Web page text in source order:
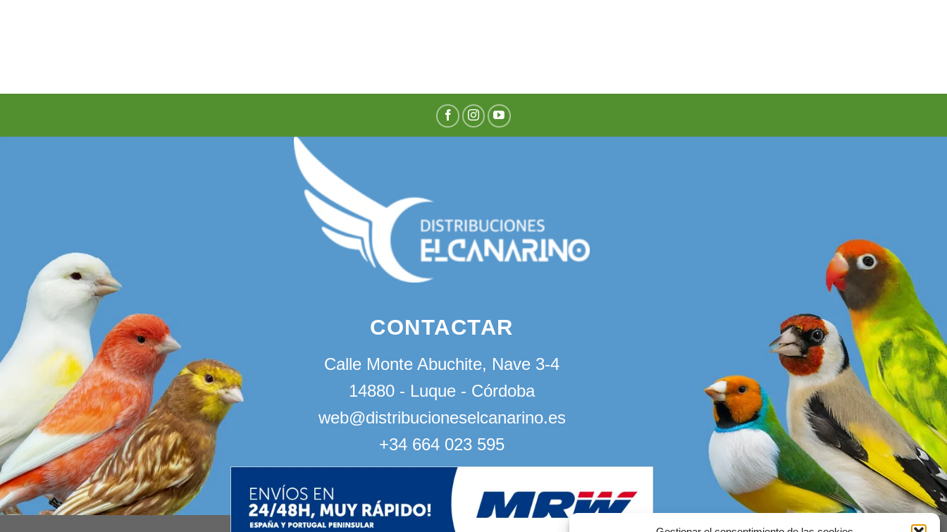
CONTACTAR
Calle Monte Abuchite, Nave 3-4
14880 - Luque - Córdoba
web@distribucioneselcanarino.es
+34 664 023 595